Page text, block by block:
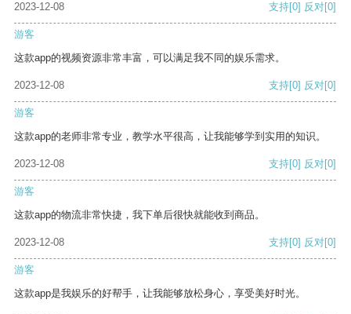
2023-12-08
支持[0] 反对[0]
游客
这款app的视频资源非常丰富，可以满足我不同的娱乐需求。
2023-12-08 支持[0] 反对[0]
游客
这款app的老师非常专业，教学水平很高，让我能够学到实用的知识。
2023-12-08 支持[0] 反对[0]
游客
这款app的物流非常快捷，我下单后很快就能收到商品。
2023-12-08 支持[0] 反对[0]
游客
这款app是我娱乐的好帮手，让我能够放松身心，享受美好时光。